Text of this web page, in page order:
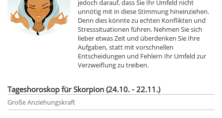
jedoch darauf, dass Sie Ihr Umfeld nicht
unnötig mit in diese Stimmung hineinziehen.
Denn dies könnte zu echten Konflikten und
Stresssituationen führen. Nehmen Sie sich
lieber etwas Zeit und überdenken Sie Ihre
Aufgaben, statt mit vorschnellen
Entscheidungen und Fehlern Ihr Umfeld zur
Verzweiflung zu treiben.
Tageshoroskop für Skorpion (24.10. - 22.11.)
Große Anziehungskraft